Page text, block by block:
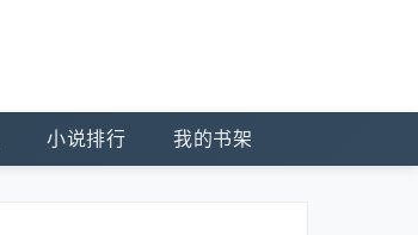
小说排行 我的书架